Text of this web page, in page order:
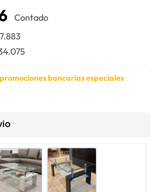
Contado
bancarias especiales